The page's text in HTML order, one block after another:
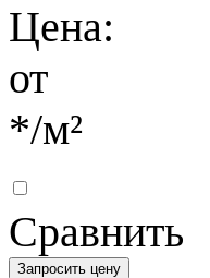
Цена:
от
*/м²
Сравнить
Запросить цену